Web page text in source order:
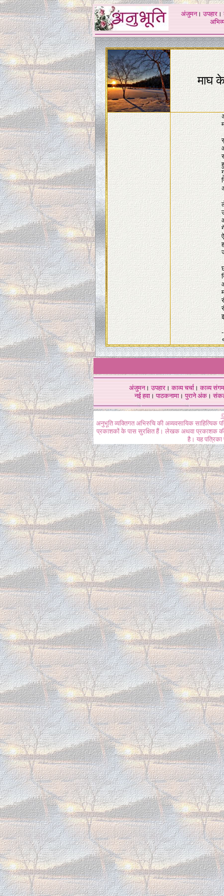
अंजुमन।उपहार।
माघ के
अंजुमन।उपहार।काव्य चर्चा।काव्य संगम
नई हवा। पाठकनामा। पुराने अंक।
अनुभूति व्यक्तिगत अभिरुचि की अव्यवसायिक
प्रकाशकों के पास सुरक्षित हैं। लेखक अथवा प्रकाशक की
है। यह पत्रिका